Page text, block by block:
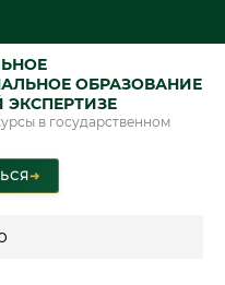
ОБРАЗОВАНИЕ
в государственном
➜